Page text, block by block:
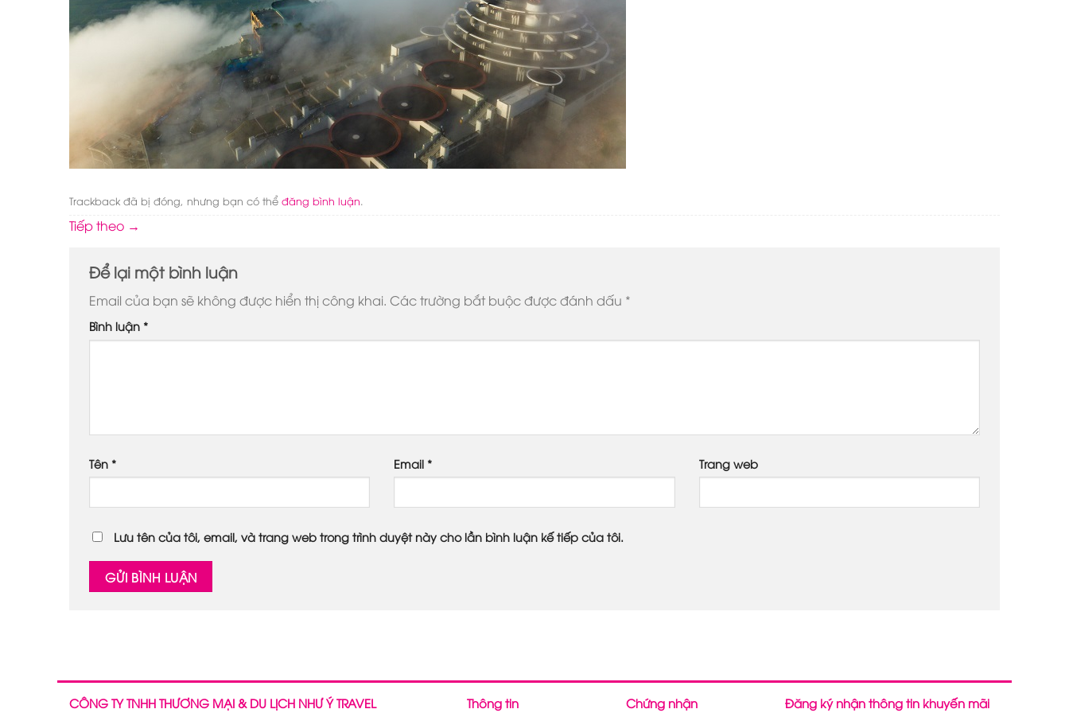
Trackback đã bị đóng, nhưng bạn có thể đăng bình luận.
Tiếp theo →
Để lại một bình luận
Email của bạn sẽ không được hiển thị công khai. Các trường bắt buộc được đánh dấu *
Bình luận *
Tên * Email * Trang web
Lưu tên của tôi, email, và trang web trong trình duyệt này cho lần bình luận kế tiếp của tôi.
CÔNG TY TNHH THƯƠNG MẠI & DU LỊCH NHƯ Ý TRAVEL Thông tin Chứng nhận Đăng ký nhận thông tin khuyến mãi